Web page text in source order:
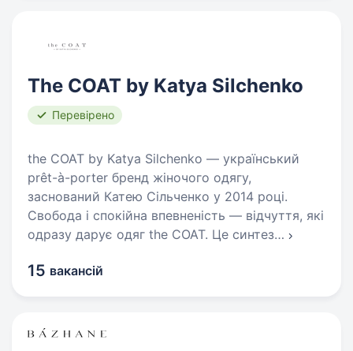
The COAT by Katya Silchenko
Перевірено
the COAT by Katya Silchenko — український
prêt-à-porter бренд жіночого одягу,
заснований Катею Сільченко у 2014 році.
Свобода і спокійна впевненість — відчуття, які
одразу дарує одяг the COAT. Це синтез…
15 вакансій